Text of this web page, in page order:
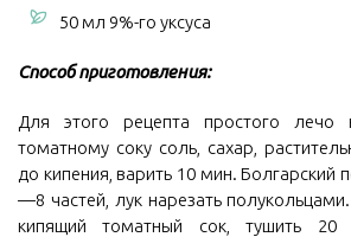
50 мл 9%-го уксуса
Способ приготовления:
Для этого рецепта простого лечо
томатному соку соль, сахар,
до кипения, варить 10 мин. Болгарский
—8 частей, лук нарезать
кипящий томатный сок, тушить 20